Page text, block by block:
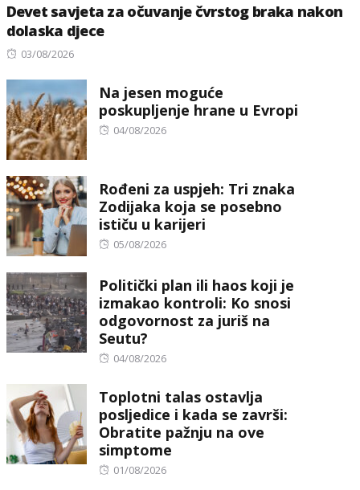
Devet savjeta za očuvanje čvrstog braka nakon
dolaska djece
Posted
03/08/2026
Na jesen moguće
poskupljenje hrane u Evropi
Posted
04/08/2026
Rođeni za uspjeh: Tri znaka
Zodijaka koja se posebno
ističu u karijeri
Posted
05/08/2026
Politički plan ili haos koji je
izmakao kontroli: Ko snosi
odgovornost za juriš na
Seutu?
Posted
04/08/2026
Toplotni talas ostavlja
posljedice i kada se završi:
Obratite pažnju na ove
simptome
Posted
01/08/2026